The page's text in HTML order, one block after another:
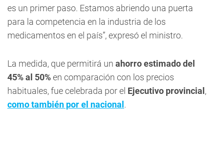
es un primer paso. Estamos abriendo una puerta
para la competencia en la industria de los
medicamentos en el país”, expresó el ministro.
La medida, que permitirá un ahorro estimado del
45% al 50%en comparación con los precios
habituales, fue celebrada por el Ejecutivo provincial,
como también por el nacional.